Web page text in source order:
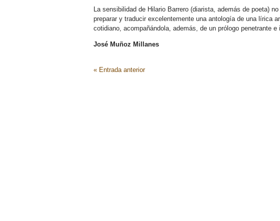
La sensibilidad de Hilario Barrero (diarista, además de poeta)
preparar y traducir excelentemente una antología de una lírica
cotidiano, acompañándola, además, de un prólogo penetrante e
José Muñoz Millanes
« Entrada anterior